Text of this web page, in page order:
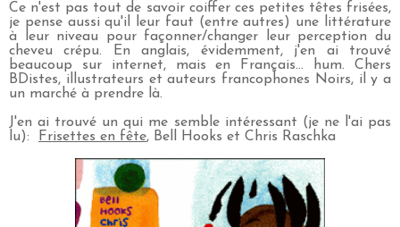
Ce n'est pas tout de savoir coiffer ces petites têtes frisées,
je pense aussi qu'il leur faut (entre autres) une littérature
à leur niveau pour façonner/changer leur perception du
cheveu crépu. En anglais, évidemment, j'en ai trouvé
beaucoup sur internet, mais en Français... hum. Chers
BDistes, illustrateurs et auteurs francophones Noirs, il y a
un marché à prendre là.
J'en ai trouvé un qui me semble intéressant (je ne l'ai pas
lu):
Frisettes en fête, Bell Hooks et Chris Raschka